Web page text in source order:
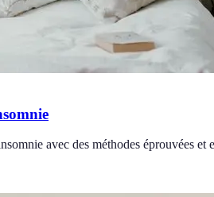
avec des méthodes éprouvées et